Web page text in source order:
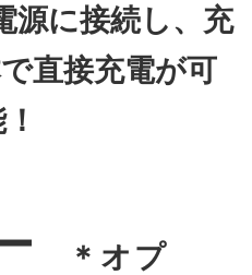
源に接続し、充
直接充電が可
＊オプ